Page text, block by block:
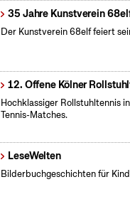
35 Jahre Kunstverein
Der Kunstverein 68elf feiert
12. Offene Kölner
Hochklassiger Rollstuhltennis
Tennis-Matches.
LeseWelten
Bilderbuchgeschichten für